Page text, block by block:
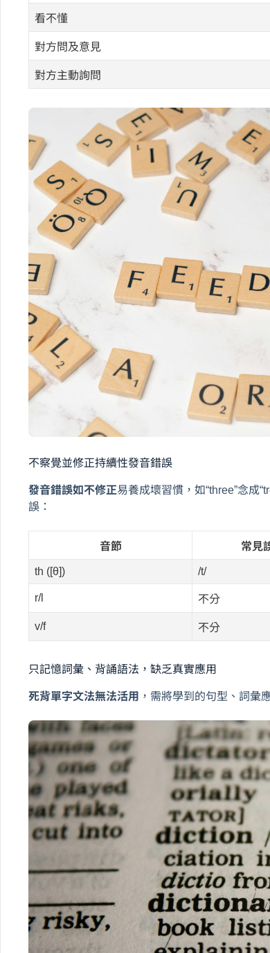
看不懂
對方問及意見
對方主動詢問
不察覺並修正持續性發音錯誤
發音錯誤如不修正易養成壞習慣，如“three”念成
誤：
音節 常見
th ([θ]) /t/
r/l 不分
v/f 不分
只記憶詞彙、背誦語法，缺乏真實應用
死背單字文法無法活用 ，需將學到的句型、詞彙